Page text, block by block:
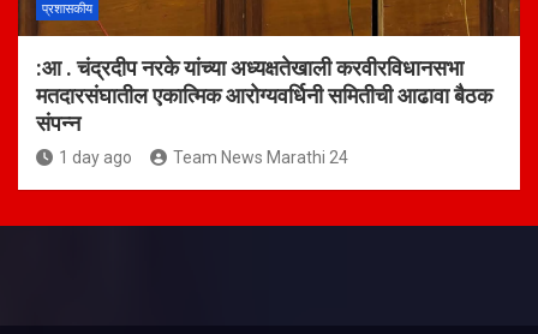
प्रशासकीय
:आ . चंद्रदीप नरके यांच्या अध्यक्षतेखाली करवीरविधानसभा
मतदारसंघातील एकात्मिक आरोग्यवर्धिनी समितीची आढावा बैठक
संपन्न
1 day ago Team News Marathi 24